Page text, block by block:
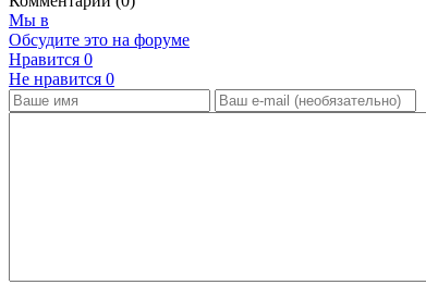
Мы в
Обсудите это на форуме
Нравится 0
Не нравится 0